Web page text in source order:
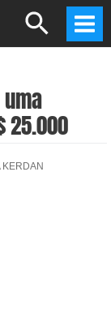
Search
25.000
KERDAN